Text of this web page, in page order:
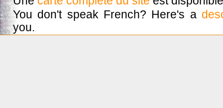
You don't speak French? Here's a
you.